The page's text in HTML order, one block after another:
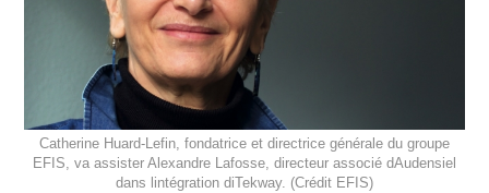
Catherine Huard-Lefin, fondatrice et directrice générale du groupe
EFIS, va assister Alexandre Lafosse, directeur associé dAudensiel
dans lintégration diTekway. (Crédit EFIS)